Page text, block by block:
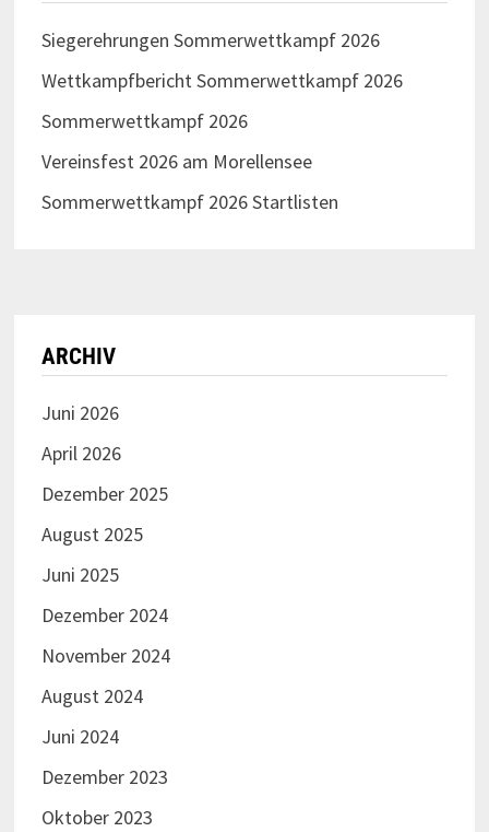
Siegerehrungen Sommerwettkampf 2026
Wettkampfbericht Sommerwettkampf 2026
Sommerwettkampf 2026
Vereinsfest 2026 am Morellensee
Sommerwettkampf 2026 Startlisten
ARCHIV
Juni 2026
April 2026
Dezember 2025
August 2025
Juni 2025
Dezember 2024
November 2024
August 2024
Juni 2024
Dezember 2023
Oktober 2023